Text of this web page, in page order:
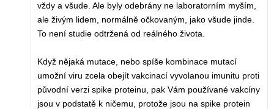
vždy a všude. Ale byly odebrány ne laboratorním myším,
ale živým lidem, normálně očkovaným, jako všude jinde.
To není studie odtržená od reálného života.
Když nějaká mutace, nebo spíše kombinace mutací
umožní viru zcela obejít vakcinací vyvolanou imunitu proti
původní verzi spike proteinu, pak Vám používané vakcíny
jsou v podstatě k ničemu, protože jsou na spike protein